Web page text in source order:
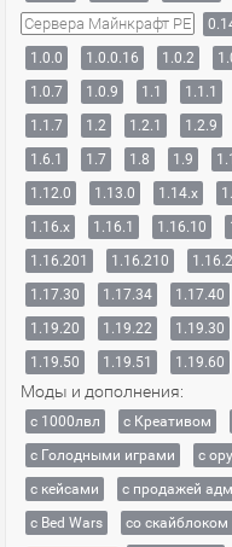
Сервера Майнкрафт PE
1.0.0
1.0.0.16 1.0.2
1.0.7
1.0.9 1.1 1.1.1
1.1.7
1.2 1.2.1 1.2.9
1.6.1
1.7 1.8 1.9
1.12.0
1.13.0 1.14.x
1.16.x
1.16.1 1.16.10
1.16.201
1.16.210
1.17.30
1.17.34 1.17.40
1.19.20
1.19.22 1.19.30
1.19.50
1.19.51 1.19.60
Моды и дополнения:
с 1000лвл c Креативом
с Голодными играми
с
с кейсами
с продажей
с Bed Wars
со скайблоком